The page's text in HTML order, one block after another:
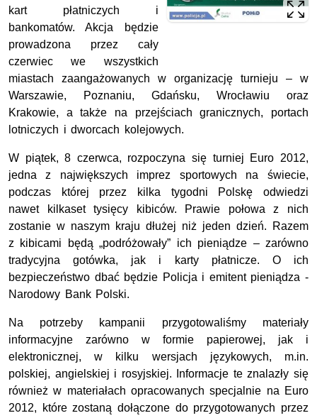
kart płatniczych i
bankomatów. Akcja będzie
prowadzona przez cały
czerwiec we wszystkich
miastach zaangażowanych w organizację turnieju – w
Warszawie, Poznaniu, Gdańsku, Wrocławiu oraz
Krakowie, a także na przejściach granicznych, portach
lotniczych i dworcach kolejowych.
W piątek, 8 czerwca, rozpoczyna się turniej Euro 2012,
jedna z największych imprez sportowych na świecie,
podczas której przez kilka tygodni Polskę odwiedzi
nawet kilkaset tysięcy kibiców. Prawie połowa z nich
zostanie w naszym kraju dłużej niż jeden dzień. Razem
z kibicami będą „podróżowały” ich pieniądze – zarówno
tradycyjna gotówka, jak i karty płatnicze. O ich
bezpieczeństwo dbać będzie Policja i emitent pieniądza -
Narodowy Bank Polski.
Na potrzeby kampanii przygotowaliśmy materiały
informacyjne zarówno w formie papierowej, jak i
elektronicznej, w kilku wersjach językowych, m.in.
polskiej, angielskiej i rosyjskiej. Informacje te znalazły się
również w materiałach opracowanych specjalnie na Euro
2012, które zostaną dołączone do przygotowanych przez